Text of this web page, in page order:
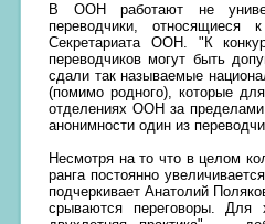
В ООН работают не
переводчики, относящиеся
Секретариата ООН. "К
переводчиков могут быть
сдали так называемые
(помимо родного), которые
отделениях ООН за
анонимности один из
Несмотря на то что в целом
ранга постоянно
подчеркивает Анатолий
срываются переговоры. Для